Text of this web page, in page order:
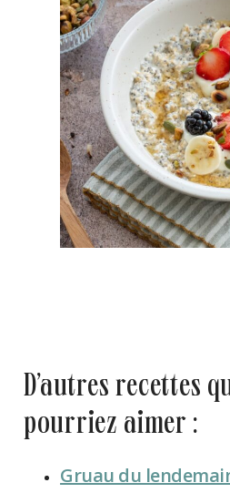
d’autres recettes que vous
pourriez aimer :
Gruau du